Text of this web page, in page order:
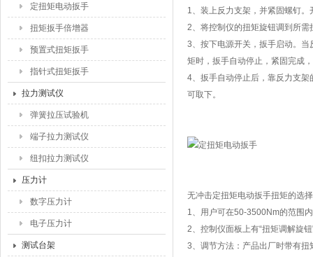
定扭矩电动扳手
扭矩扳手倍增器
预置式扭矩扳手
指针式扭矩扳手
拉力测试仪
弹簧拉压试验机
端子拉力测试仪
纽扣拉力测试仪
压力计
数字压力计
电子压力计
测试台架
1、装上反力支架，并紧固螺钉
2、将控制仪的扭矩旋钮调到所
3、按下电源开关，扳手启动。
矩时，扳手自动停止，紧固完成
4、扳手自动停止后，靠反力支
可取下。
无冲击定扭矩电动扳手扭矩的选
1、用户可在50-3500Nm的范围
2、控制仪面板上有“扭矩调解旋
3、调节方法：产品出厂时带有